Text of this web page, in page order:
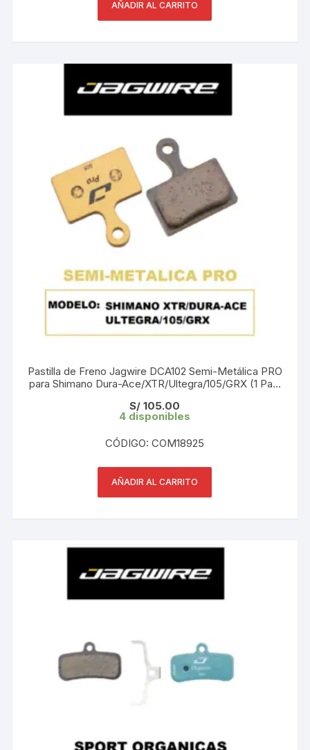
AÑADIR AL CARRITO
Pastilla de Freno Jagwire DCA102 Semi-Metálica PRO
para Shimano Dura-Ace/XTR/Ultegra/105/GRX (1 Par)
S/ 105.00
4 disponibles
CÓDIGO: COM18925
AÑADIR AL CARRITO